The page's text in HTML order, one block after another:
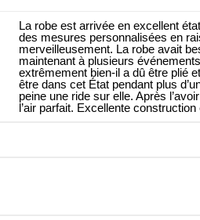
La robe est arrivée en excellent
des mesures personnalisées en
merveilleusement. La robe avait
maintenant à plusieurs
extrêmement bien-il a dû être plié
être dans cet État pendant plus
peine une ride sur elle. Après
l’air parfait. Excellente